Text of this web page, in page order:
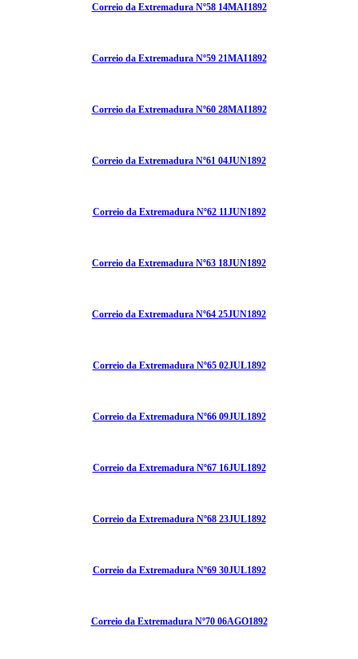
Correio da Extremadura Nº58 14MAI1892
Correio da Extremadura Nº59 21MAI1892
Correio da Extremadura Nº60 28MAI1892
Correio da Extremadura Nº61 04JUN1892
Correio da Extremadura Nº62 11JUN1892
Correio da Extremadura Nº63 18JUN1892
Correio da Extremadura Nº64 25JUN1892
Correio da Extremadura Nº65 02JUL1892
Correio da Extremadura Nº66 09JUL1892
Correio da Extremadura Nº67 16JUL1892
Correio da Extremadura Nº68 23JUL1892
Correio da Extremadura Nº69 30JUL1892
Correio da Extremadura Nº70 06AGO1892